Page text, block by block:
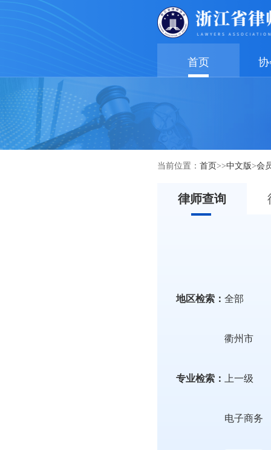
首页
当前位置： 首页>>中文版>会
律师查询
地区检索： 全部
衢州市
专业检索： 上一级
电子商务